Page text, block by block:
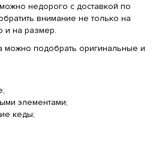
недорого с доставкой по
внимание не только на
и на размер.
можно подобрать оригинальные и
элементами;
кеды;